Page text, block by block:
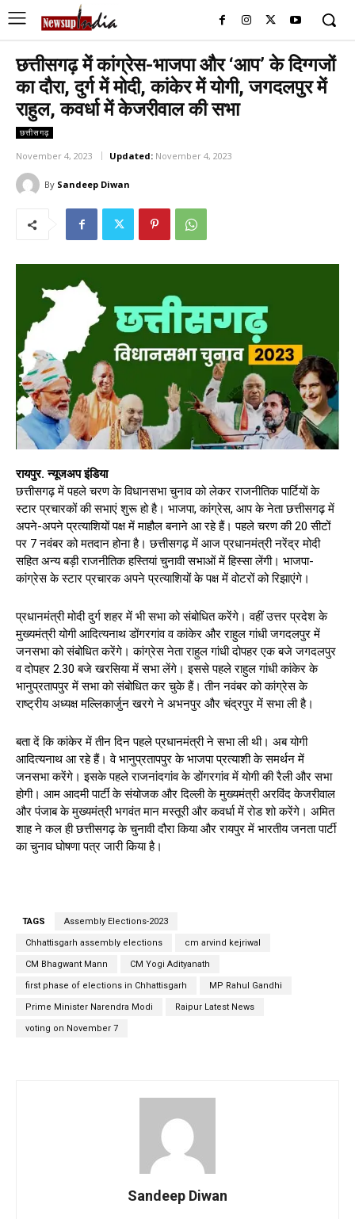
छत्तीसगढ़ में कांग्रेस-भाजपा और ‘आप’ के दिग्गजों
का दौरा, दुर्ग में मोदी, कांकेर में योगी, जगदलपुर में
राहुल, कवर्धा में केजरीवाल की सभा
छत्तीसगढ़
November 4, 2023 Updated: November 4, 2023
By Sandeep Diwan
रायपुर. न्यूजअप इंडिया
छत्तीसगढ़ में पहले चरण के विधानसभा चुनाव को लेकर राजनीतिक पार्टियों के
स्टार प्रचारकों की सभाएं शुरू हो है। भाजपा, कांग्रेस, आप के नेता छत्तीसगढ़ में
अपने-अपने प्रत्याशियों पक्ष में माहौल बनाने आ रहे हैं। पहले चरण की 20 सीटों
पर 7 नवंबर को मतदान होना है। छत्तीसगढ़ में आज प्रधानमंत्री नरेंद्र मोदी
सहित अन्य बड़ी राजनीतिक हस्तियां चुनावी सभाओं में हिस्सा लेंगी। भाजपा-
कांग्रेस के स्टार प्रचारक अपने प्रत्याशियों के पक्ष में वोटरों को रिझाएंगे।
प्रधानमंत्री मोदी दुर्ग शहर में भी सभा को संबोधित करेंगे। वहीं उत्तर प्रदेश के
मुख्यमंत्री योगी आदित्यनाथ डोंगरगांव व कांकेर और राहुल गांधी जगदलपुर में
जनसभा को संबोधित करेंगे। कांग्रेस नेता राहुल गांधी दोपहर एक बजे जगदलपुर
व दोपहर 2.30 बजे खरसिया में सभा लेंगे। इससे पहले राहुल गांधी कांकेर के
भानुप्रतापपुर में सभा को संबोधित कर चुके हैं। तीन नवंबर को कांग्रेस के
राष्ट्रीय अध्यक्ष मल्लिकार्जुन खरगे ने अभनपुर और चंद्रपुर में सभा ली है।
बता दें कि कांकेर में तीन दिन पहले प्रधानमंत्री ने सभा ली थी। अब योगी
आदित्यनाथ आ रहे हैं। वे भानुप्रतापपुर के भाजपा प्रत्याशी के समर्थन में
जनसभा करेंगे। इसके पहले राजनांदगांव के डोंगरगांव में योगी की रैली और सभा
होगी। आम आदमी पार्टी के संयोजक और दिल्ली के मुख्यमंत्री अरविंद केजरीवाल
और पंजाब के मुख्यमंत्री भगवंत मान मस्तूरी और कवर्धा में रोड शो करेंगे। अमित
शाह ने कल ही छत्तीसगढ़ के चुनावी दौरा किया और रायपुर में भारतीय जनता पार्टी
का चुनाव घोषणा पत्र जारी किया है।
TAGS Assembly Elections-2023
Chhattisgarh assembly elections cm arvind kejriwal
CM Bhagwant Mann CM Yogi Adityanath
first phase of elections in Chhattisgarh MP Rahul Gandhi
Prime Minister Narendra Modi Raipur Latest News
voting on November 7
Sandeep Diwan